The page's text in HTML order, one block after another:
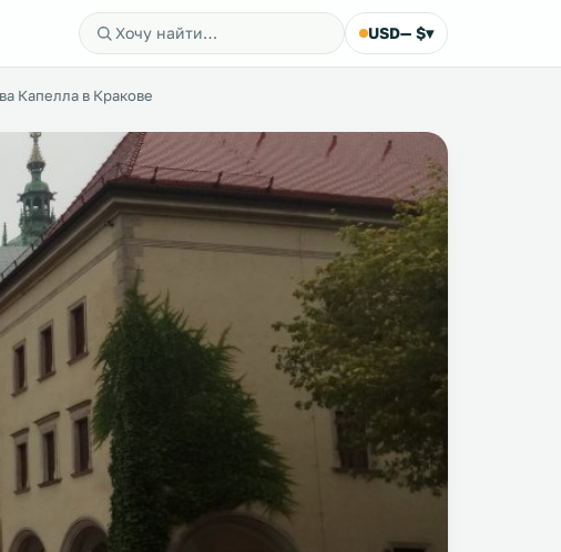
USD— $▾
Капелла в Кракове